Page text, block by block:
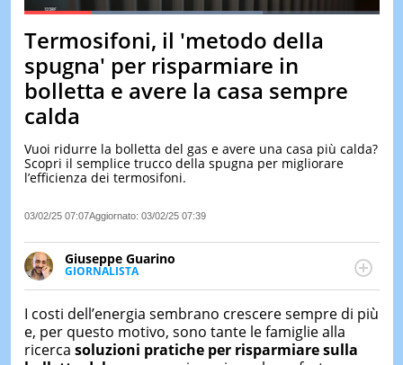
TEST
OGGI
Pause Unmute
Loaded:67.20%
Termosifoni, il 'metodo della
spugna' per risparmiare in
bolletta e avere la casa sempre
calda
Vuoi ridurre la bolletta del gas e avere una casa più calda?
Scopri il semplice trucco della spugna per migliorare
l’efficienza dei termosifoni.
03/02/25 07:07Aggiornato: 03/02/25 07:39
Giuseppe Guarino
GIORNALISTA
Ph(D) in Diritto Comparato e processi di
integrazione e attivo nel campo della ricerca, in
particolare sulla Storia contemporanea di America
Latina e Spagna. Collabora con numerose testate ed
è presidente dell'Associazione Culturale "La
I costi dell’energia sembrano crescere sempre di più
e, per questo motivo, sono tante le famiglie alla
ricerca soluzioni pratiche per risparmiare sulla